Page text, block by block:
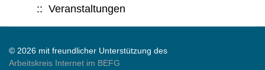
:: Veranstaltungen
© 2026 mit freundlicher Unterstützung des
Arbeitskreis Internet im BEFG